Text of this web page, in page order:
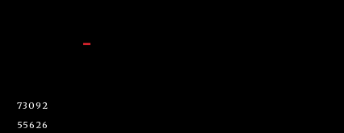
73092
55626
-